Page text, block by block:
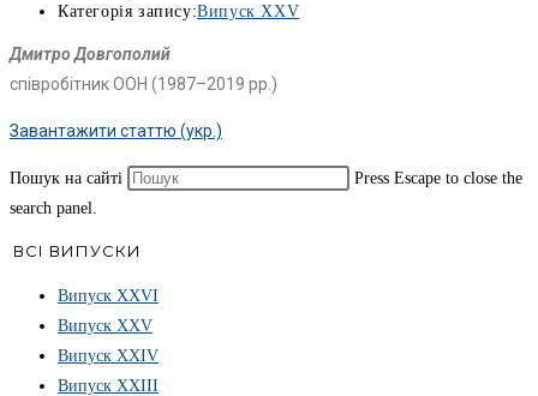
Категорія запису:Випуск XXV
Дмитро Довгополий
співробітник ООН (1987–2019 рр.)
Завантажити статтю (укр.)
Пошук на сайті
Press Escape to close the
search panel.
ВСІ ВИПУСКИ
Випуск ХХVІ
Випуск XXV
Випуск XXIV
Випуск XXIII